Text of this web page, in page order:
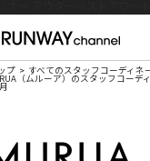
プ すべてのスタッフコーディネ
（ムルーア）のスタッフコーデ